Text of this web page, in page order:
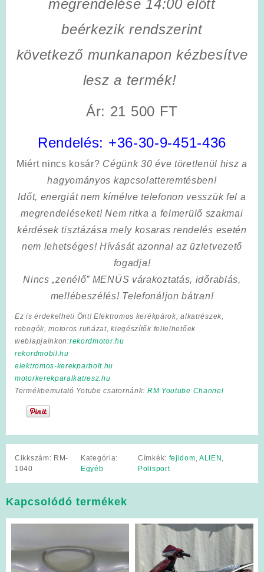
megrendelése 14:00 előtt
beérkezik rendszerint
következő munkanapon kézbesítve
lesz a termék!
Ár: 21 500 FT
Rendelés: +36-30-9-451-436
Miért nincs kosár? Cégünk 30 éve töretlenül hisz a
hagyományos kapcsolatteremtésben!
Időt, energiát nem kímélvetelefonon vesszük fel a
megrendeléseket! Nem ritka a felmerülő szakmai
kérdések tisztázása mely kosaras rendelés esetén
nem lehetséges! Hívását azonnal az üzletvezető
fogadja!
Nincs „zenélő” MENÜS várakoztatás, időrablás,
mellébeszélés! Telefonáljon bátran!
Ez is érdekelheti Önt! Elektromos kerékpárok, alkatrészek,
robogók, motoros ruházat, kiegészítők fellelhetőek
weblapjainkon:rekordmotor.hu
rekordmobil.hu
elektromos-kerekparbolt.hu
motorkerekparalkatresz.hu
Termékbemutató Yotube csatornánk: RM Youtube Channel
Cikkszám: RM-
1040
Kategória:
Egyéb
Címkék: fejidom, ALIEN ,
Polisport
Kapcsolódó termékek